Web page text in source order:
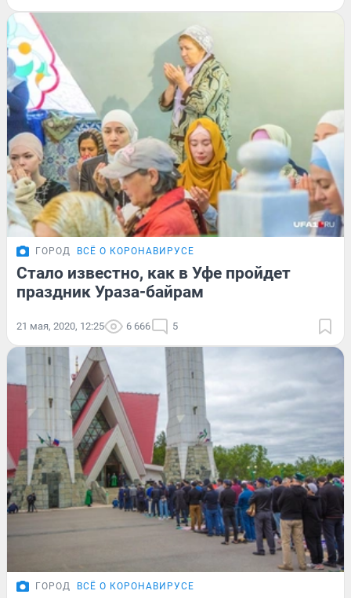
ГОРОД ВСЁ О КОРОНАВИРУСЕ
Стало известно, как в Уфе пройдет
праздник Ураза-байрам
21 мая, 2020, 12:25 6 666 5
ГОРОД ВСЁ О КОРОНАВИРУСЕ